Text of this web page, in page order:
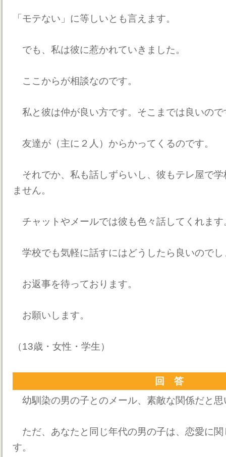
「モテない」に等しいとも言えます。
でも、私は彼に惹かれていきました。
ここからが相談なのです。
私と彼は仲が良い方です。そこまでは良いので
友達が（主に２人）からかってくるのです。
それでか、私も話しずらいし、彼もテレ屋で
ません。
チャットやメールでは彼も色々話してくれます
学校でも気軽に話すにはどうしたら良いのでし
お返事を待っております。
お願いします。
（13歳・女性・学生）
回 答
幼馴染の男の子とのメール、素敵な関係だと思
ただ、あなたと同じ年代の男の子は、恋愛に
す。